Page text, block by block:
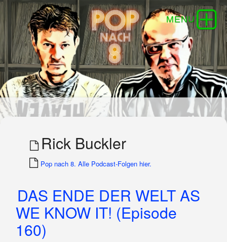
Rick Buckler
Pop nach 8. Alle Podcast-Folgen hier.
DAS ENDE DER WELT AS
WE KNOW IT! (Episode
160)